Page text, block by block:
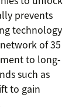
prevents
technology
of 35
to long-
such as
to gain